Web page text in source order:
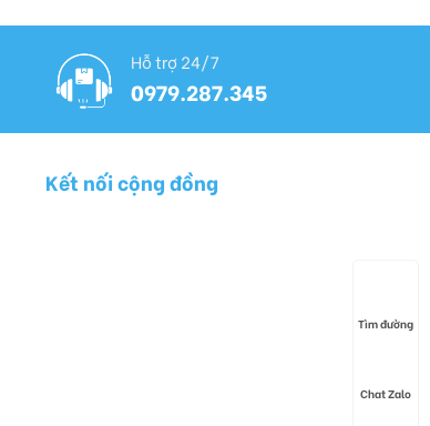
Hỗ trợ 24/7
0979.287.345
Kết nối cộng đồng
Tìm đường
Chat Zalo